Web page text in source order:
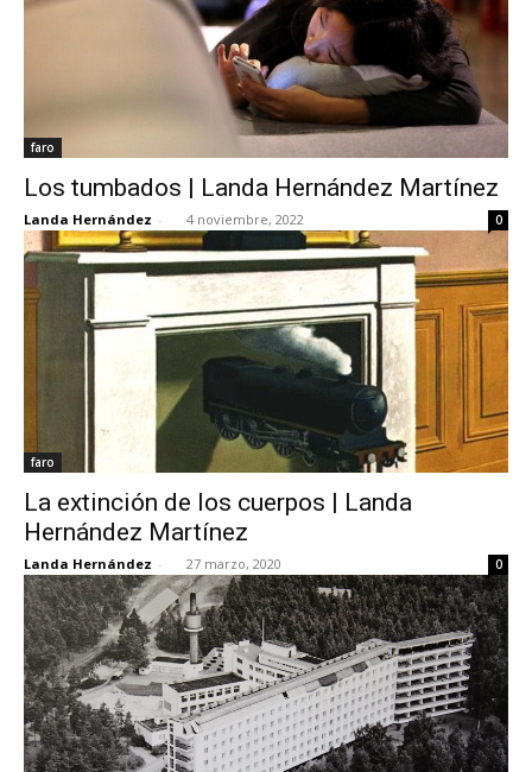
faro
Los tumbados | Landa Hernández Martínez
Landa Hernández - 4 noviembre, 2022 0
faro
La extinción de los cuerpos | Landa
Hernández Martínez
Landa Hernández - 27 marzo, 2020 0